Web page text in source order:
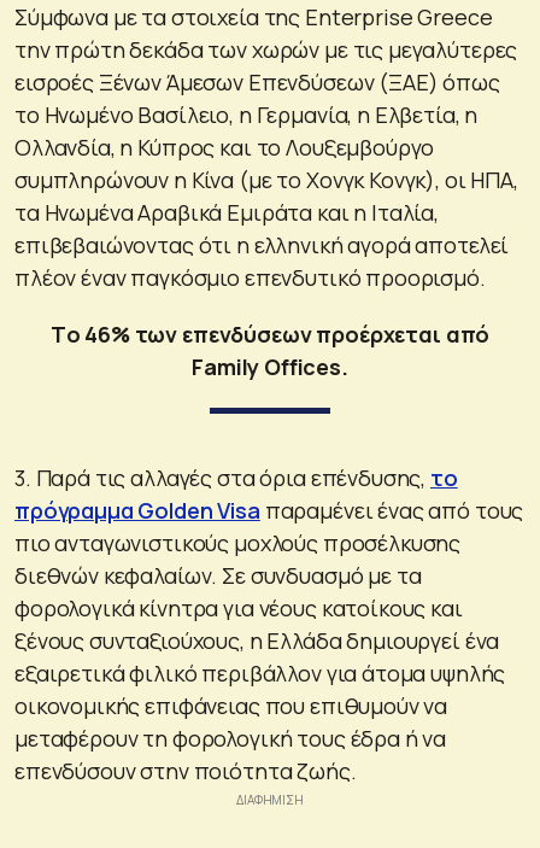
Σύμφωνα με τα στοιχεία της Enterprise Greece
την πρώτη δεκάδα των χωρών με τις μεγαλύτερες
εισροές Ξένων Άμεσων Επενδύσεων (ΞΑΕ) όπως
το Ηνωμένο Βασίλειο, η Γερμανία, η Ελβετία, η
Ολλανδία, η Κύπρος και το Λουξεμβούργο
συμπληρώνουν η Κίνα (με το Χονγκ Κονγκ), οι ΗΠΑ,
τα Ηνωμένα Αραβικά Εμιράτα και η Ιταλία,
επιβεβαιώνοντας ότι η ελληνική αγορά αποτελεί
πλέον έναν παγκόσμιο επενδυτικό προορισμό.
Tο 46% των επενδύσεων προέρχεται από
Family Offices.
3. Παρά τις αλλαγές στα όρια επένδυσης, το
πρόγραμμα Golden Visa παραμένει ένας από τους
πιο ανταγωνιστικούς μοχλούς προσέλκυσης
διεθνών κεφαλαίων. Σε συνδυασμό με τα
φορολογικά κίνητρα για νέους κατοίκους και
ξένους συνταξιούχους, η Ελλάδα δημιουργεί ένα
εξαιρετικά φιλικό περιβάλλον για άτομα υψηλής
οικονομικής επιφάνειας που επιθυμούν να
μεταφέρουν τη φορολογική τους έδρα ή να
επενδύσουν στην ποιότητα ζωής.